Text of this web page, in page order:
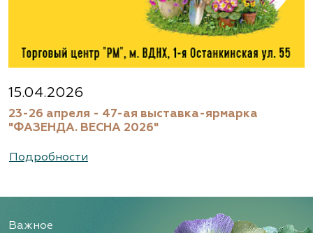
15.04.2026
23-26 апреля - 47-ая выставка-ярмарка
"ФАЗЕНДА. ВЕСНА 2026"
Подробности
Важное